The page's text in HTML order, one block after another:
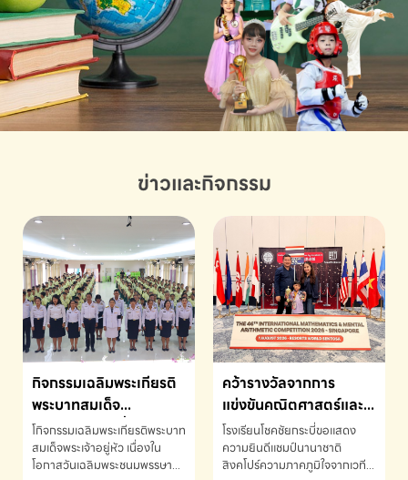
ข่าวและกิจกรรม
กิจกรรมเฉลิมพระเกียรติ
พระบาทสมเด็จ
พระเจ้าอยู่หัว เนื่องใน
โอกาสวันเฉลิม
พระชนมพรรษา
โกิจกรรมเฉลิมพระเกียรติพระบาท
สมเด็จพระเจ้าอยู่หัว เนื่องใน
โอกาสวันเฉลิมพระชนมพรรษา
คว้ารางวัลจากการ
แข่งขันคณิตศาสตร์และ
คณิตคิดเร็วนานาชาติ
ครั้งที่ 46 ประจำปี 2569
ณ ประเทศสิงคโปร์
โรงเรียนโชคชัยกระบี่ขอแสดง
ความยินดีแชมป์นานาชาติ
สิงคโปร์ความภาคภูมิใจจากเวที